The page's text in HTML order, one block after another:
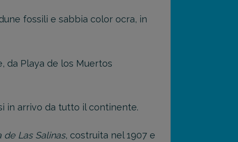
fossili e sabbia color ocra, in
da Playa de los Muertos
in arrivo da tutto il continente.
de Las Salinas, costruita nel 1907 e